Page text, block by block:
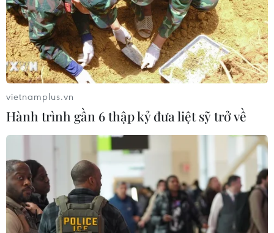
07/08/2026 15:44
Khai mạc Lễ hội Việt Nam - Hàn
Quốc 2026 rực rỡ sắc màu văn hóa
07/08/2026 15:03
Ngày hội Văn hóa dân tộc Mông lần
thứ 4 sẽ diễn ra tại Điện Biên vào
tháng 10
07/08/2026 09:10
vietnamplus.vn
Hành trình gần 6 thập kỷ đưa liệt sỹ trở về